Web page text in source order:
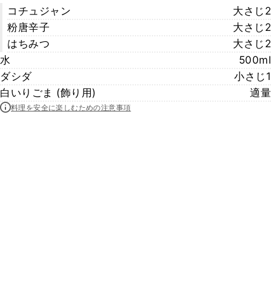
コチュジャン
大さじ2
粉唐辛子
大さじ2
はちみつ
大さじ2
水
500ml
ダシダ
小さじ1
白いりごま (飾り用)
適量
料理を安全に楽しむための注意事項